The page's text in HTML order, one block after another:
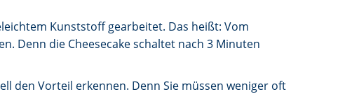
Kunststoff gearbeitet. Das heißt: Vom
Denn die Cheesecake schaltet nach 3 Minuten
den Vorteil erkennen. Denn Sie müssen weniger oft